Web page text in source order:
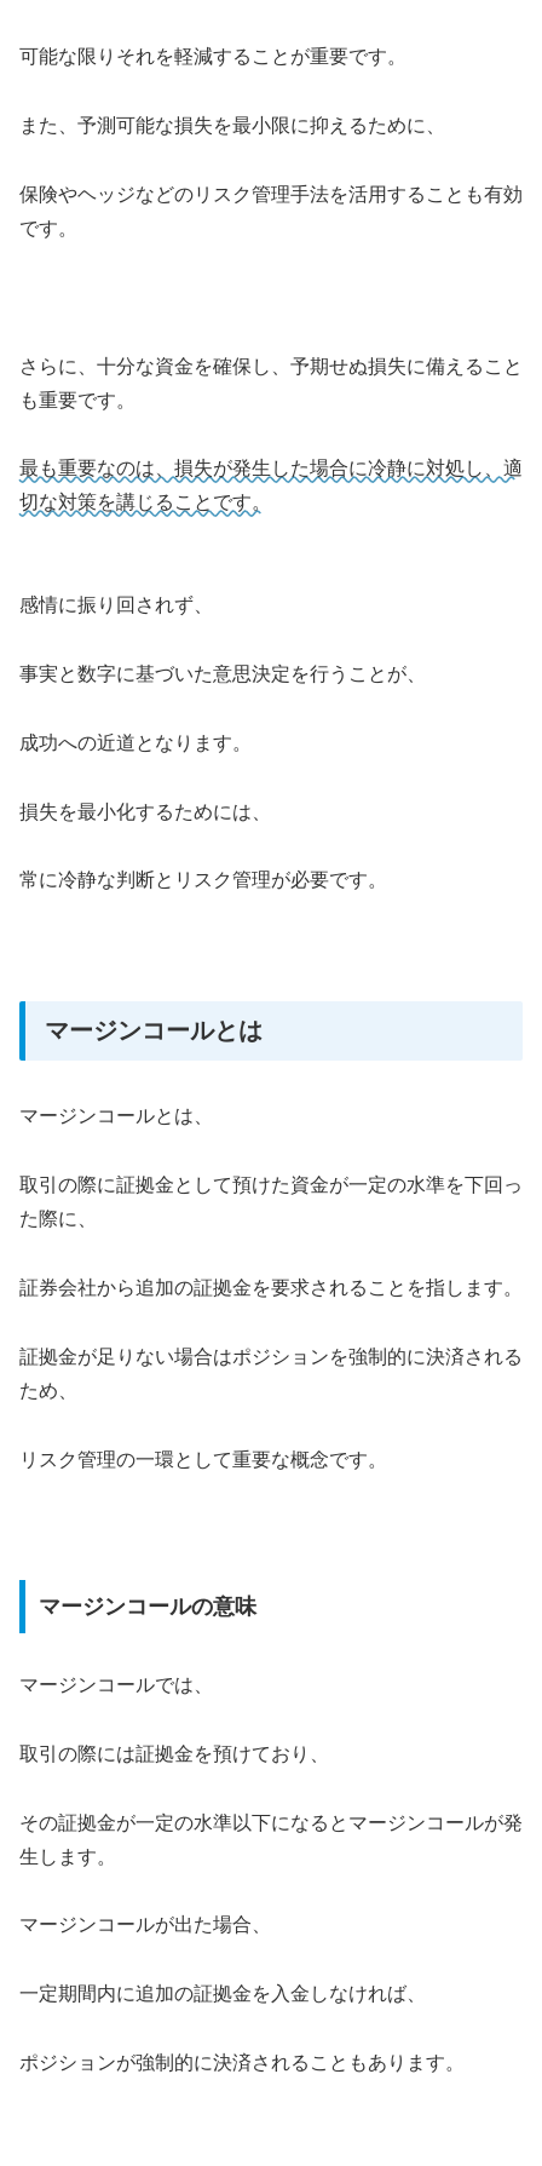
可能な限りそれを軽減することが重要です。
また、予測可能な損失を最小限に抑えるために、
保険やヘッジなどのリスク管理手法を活用することも有効
です。
さらに、十分な資金を確保し、予期せぬ損失に備えること
も重要です。
最も重要なのは、損失が発生した場合に冷静に対処し、適
切な対策を講じることです。
感情に振り回されず、
事実と数字に基づいた意思決定を行うことが、
成功への近道となります。
損失を最小化するためには、
常に冷静な判断とリスク管理が必要です。
マージンコールとは
マージンコールとは、
取引の際に証拠金として預けた資金が一定の水準を下回っ
た際に、
証券会社から追加の証拠金を要求されることを指します。
証拠金が足りない場合はポジションを強制的に決済される
ため、
リスク管理の一環として重要な概念です。
マージンコールの意味
マージンコールでは、
取引の際には証拠金を預けており、
その証拠金が一定の水準以下になるとマージンコールが発
生します。
マージンコールが出た場合、
一定期間内に追加の証拠金を入金しなければ、
ポジションが強制的に決済されることもあります。